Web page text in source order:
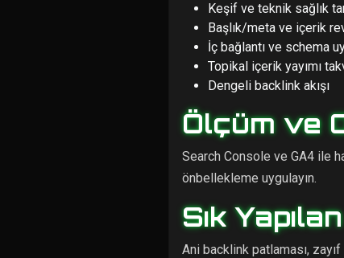
Keşif ve teknik sağlık
Başlık/meta ve içerik
İç bağlantı ve schema
Topikal içerik yayımı
Dengeli backlink akışı
Ölçüm ve
Search Console ve GA4 ile
önbellekleme uygulayın.
Sık
Ani backlink patlaması,